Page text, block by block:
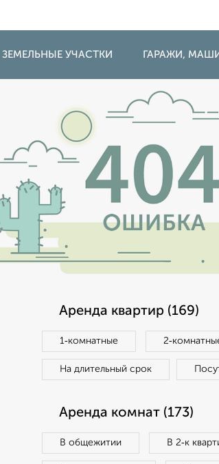
ЗЕМЕЛЬНЫЕ УЧАСТКИ ГАРАЖИ,
Аренда квартир (169)
1‑комнатные
На длительный срок
Аренда комнат (173)
В общежитии В 2‑к